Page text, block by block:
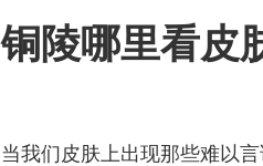
铜陵哪里看皮
当我们皮肤上出现那些难以